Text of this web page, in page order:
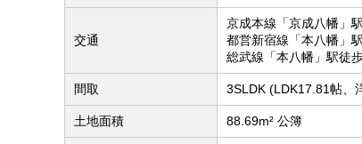
交通
京成本線「京成八幡」
都営新宿線「本八幡」
総武線「本八幡」駅徒
間取 3SLDK (LDK17.81帖、
土地面積 88.69m² 公簿